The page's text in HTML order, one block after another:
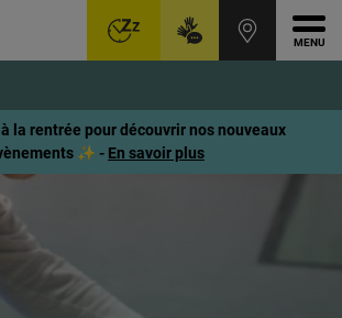
la rentrée pour découvrir nos nouveaux
✨ - En savoir plus